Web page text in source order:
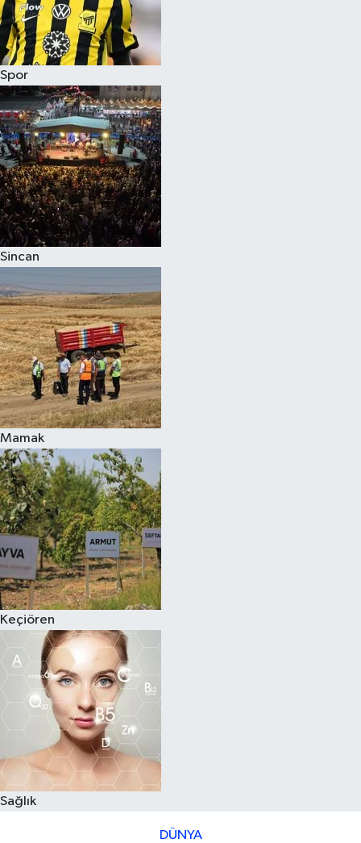
Spor
Sincan
Mamak
Keçiören
Sağlık
DÜNYA